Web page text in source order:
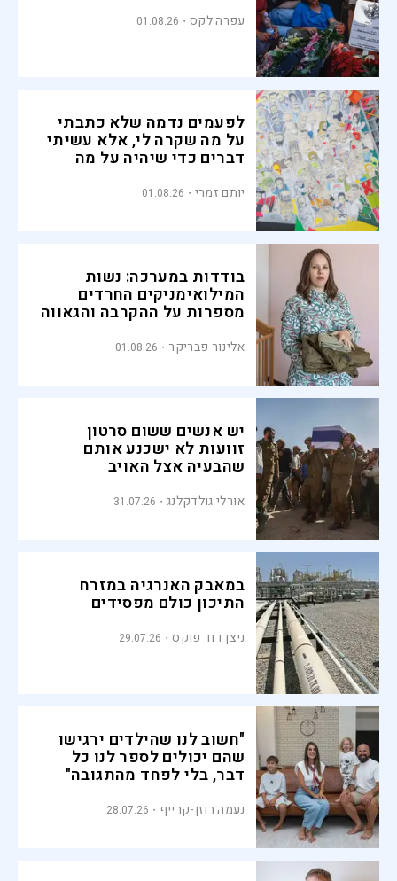
עפרה לקס 01.08.26
לפעמים נדמה שלא כתבתי
על מה שקרה לי, אלא עשיתי
דברים כדי שיהיה על מה
יותם זמרי 01.08.26
בודדות במערכה: נשות
המילואימניקים החרדים
מספרות על ההקרבה והגאווה
אלינור פבריקר 01.08.26
יש אנשים ששום סרטון
זוועות לא ישכנע אותם
שהבעיה אצל האויב
אורלי גולדקלנג 31.07.26
במאבק האנרגיה במזרח
התיכון כולם מפסידים
ניצן דוד פוקס 29.07.26
"חשוב לנו שהילדים ירגישו
שהם יכולים לספר לנו כל
דבר, בלי לפחד מהתגובה"
נעמה רוזן-קרייף 28.07.26